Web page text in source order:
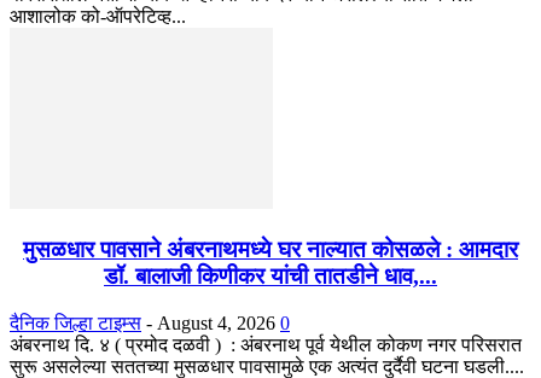
आशालोक को-ऑपरेटिव्ह...
मुसळधार पावसाने अंबरनाथमध्ये घर नाल्यात कोसळले : आमदार
डॉ. बालाजी किणीकर यांची तातडीने धाव,...
दैनिक जिल्हा टाइम्स - August 4, 2026 0
अंबरनाथ दि. ४ ( प्रमोद दळवी ) : अंबरनाथ पूर्व येथील कोकण नगर परिसरात
सुरू असलेल्या सततच्या मुसळधार पावसामुळे एक अत्यंत दुर्दैवी घटना घडली....